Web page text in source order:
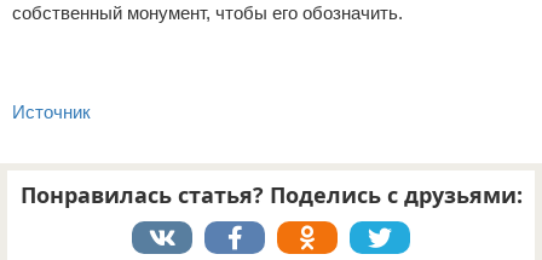
собственный монумент, чтобы его обозначить.
Источник
Понравилась статья? Поделись с друзьями: